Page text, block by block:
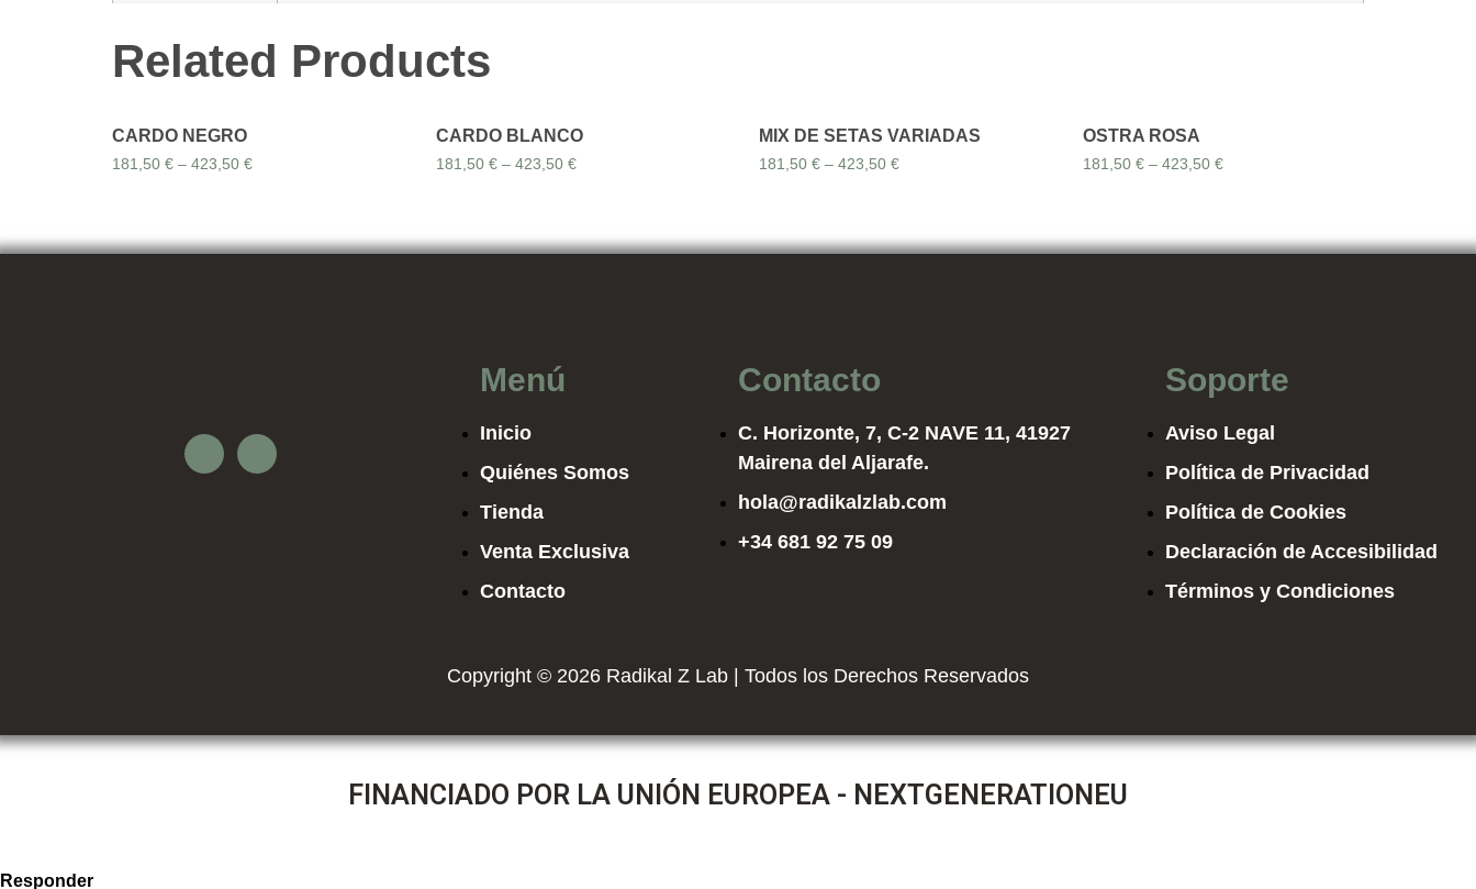
Related Products
CARDO NEGRO
181,50 € – 423,50 €
CARDO BLANCO
181,50 €– 423,50 €
MIX DE SETAS VARIADAS
181,50€ –423,50€
OSTRA ROSA
181,50€ –423,50€
Menú
Inicio
Quiénes Somos
Tienda
Venta Exclusiva
Contacto
Contacto
C. Horizonte, 7, C-2 NAVE 11, 41927
Mairena del Aljarafe.
hola@radikalzlab.com
+34 681 92 75 09
Soporte
Aviso Legal
Política de Privacidad
Política de Cookies
Declaración de Accesibilidad
Términos y Condiciones
Copyright © 2026 Radikal Z Lab | Todos los Derechos Reservados
FINANCIADO POR LA UNIÓN EUROPEA - NEXTGENERATIONEU
Responder